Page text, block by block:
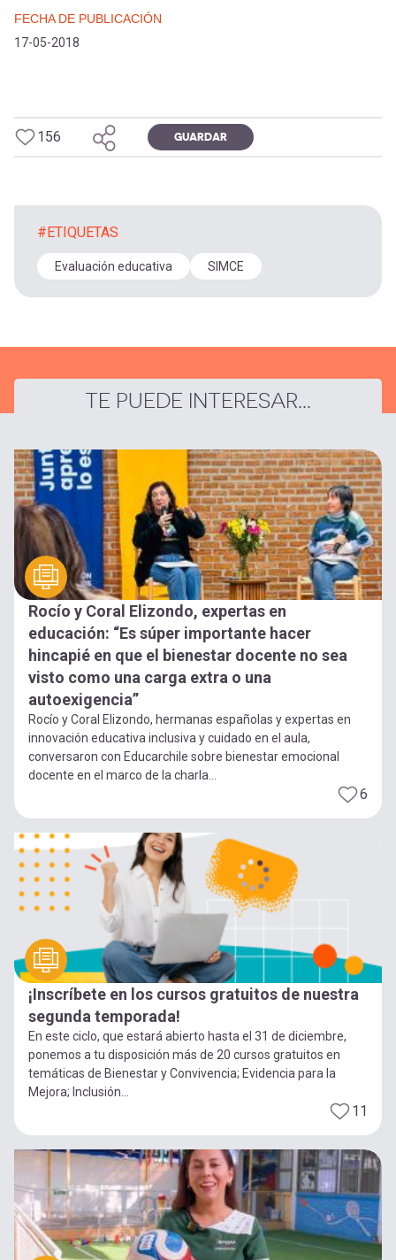
FECHA DE PUBLICACIÓN
17-05-2018
156 GUARDAR
#ETIQUETAS
Evaluación educativa SIMCE
TE PUEDE INTERESAR...
Rocío y Coral Elizondo, expertas en
educación: “Es súper importante hacer
hincapié en que el bienestar docente no sea
visto como una carga extra o una
autoexigencia”
Rocío y Coral Elizondo, hermanas españolas y expertas en
innovación educativa inclusiva y cuidado en el aula,
conversaron con Educarchile sobre bienestar emocional
docente en el marco de la charla...
6
¡Inscríbete en los cursos gratuitos de nuestra
segunda temporada!
En este ciclo, que estará abierto hasta el 31 de diciembre,
ponemos a tu disposición más de 20 cursos gratuitos en
temáticas de Bienestar y Convivencia; Evidencia para la
Mejora; Inclusión...
11